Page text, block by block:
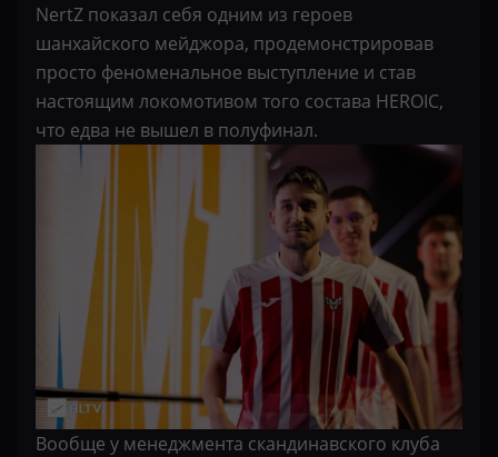
NertZ показал себя одним из героев
шанхайского мейджора, продемонстрировав
просто феноменальное выступление и став
настоящим локомотивом того состава HEROIC,
что едва не вышел в полуфинал.
Вообще у менеджмента скандинавского клуба